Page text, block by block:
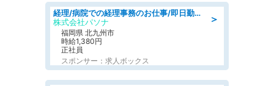
＞
経理/病院での経理事務のお仕事/即日勤務可/車通勤可/経理/一般事務
株式会社パソナ
福岡県 北九州市
時給1,380円
正社員
スポンサー：求人ボックス